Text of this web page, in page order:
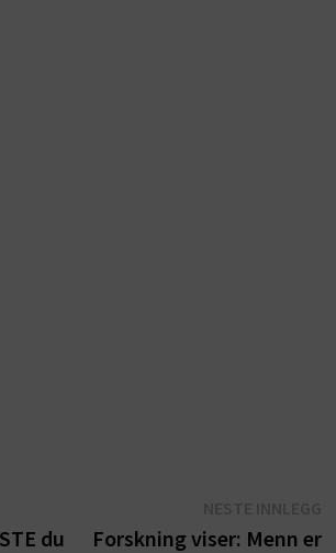
du
Forskning viser: Menn er